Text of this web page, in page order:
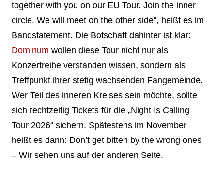
together with you on our EU Tour. Join the inner
circle. We will meet on the other side“, heißt es im
Bandstatement. Die Botschaft dahinter ist klar:
Dominum wollen diese Tour nicht nur als
Konzertreihe verstanden wissen, sondern als
Treffpunkt ihrer stetig wachsenden Fangemeinde.
Wer Teil des inneren Kreises sein möchte, sollte
sich rechtzeitig Tickets für die „Night Is Calling
Tour 2026“ sichern. Spätestens im November
heißt es dann: Don’t get bitten by the wrong ones
– Wir sehen uns auf der anderen Seite.